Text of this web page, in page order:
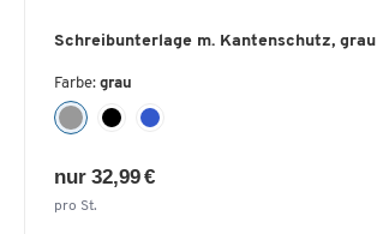
Schreibunterlage m. Kantenschutz, grau
Farbe: grau
nur 32,99 €
pro St.